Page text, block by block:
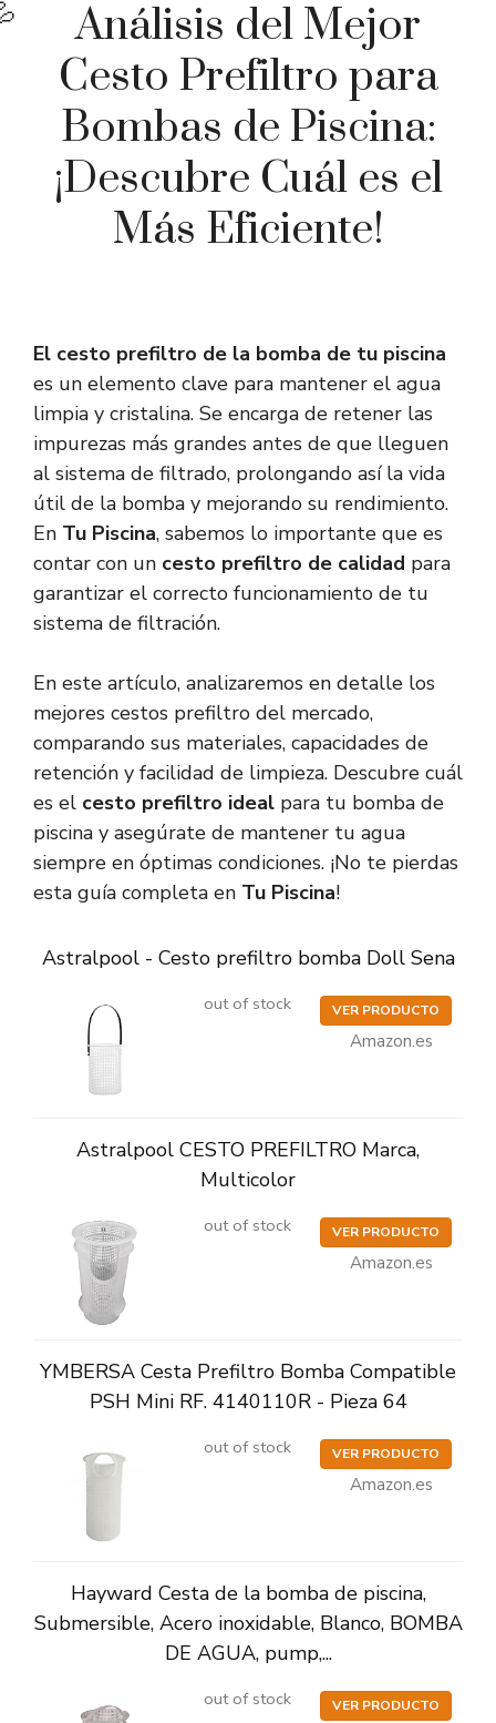
Análisis del Mejor
Cesto Prefiltro para
Bombas de Piscina:
¡Descubre Cuál es el
Más Eficiente!
El cesto prefiltro de la bomba de tu piscina
es un elemento clave para mantener el agua
limpia y cristalina. Se encarga de retener las
impurezas más grandes antes de que lleguen
al sistema de filtrado, prolongando así la vida
útil de la bomba y mejorando su rendimiento.
En Tu Piscina, sabemos lo importante que es
contar con un cesto prefiltro de calidad para
garantizar el correcto funcionamiento de tu
sistema de filtración.
En este artículo, analizaremos en detalle los
mejores cestos prefiltro del mercado,
comparando sus materiales, capacidades de
retención y facilidad de limpieza. Descubre cuál
es el cesto prefiltro ideal para tu bomba de
piscina y asegúrate de mantener tu agua
siempre en óptimas condiciones. ¡No te pierdas
esta guía completa en Tu Piscina!
Astralpool - Cesto prefiltro bomba Doll Sena
out of stock VER PRODUCTO
Amazon.es
Astralpool CESTO PREFILTRO Marca,
Multicolor
out of stock VER PRODUCTO
Amazon.es
YMBERSA Cesta Prefiltro Bomba Compatible
PSH Mini RF. 4140110R - Pieza 64
out of stock VER PRODUCTO
Amazon.es
Hayward Cesta de la bomba de piscina,
Submersible, Acero inoxidable, Blanco, BOMBA
DE AGUA, pump,...
out of stock VER PRODUCTO